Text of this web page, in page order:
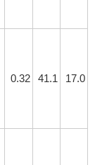
0.32 41.1 17.0